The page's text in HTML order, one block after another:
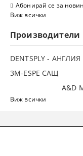
Абонирай се за
Виж всички
Производители
DENTSPLY - АНГЛИЯ
3М-ESPE САЩ
A&D
Виж всички